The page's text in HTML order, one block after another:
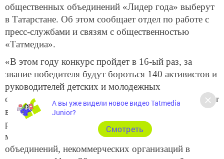
общественных объединений «Лидер года» выберут
в Татарстане. Об этом сообщает отдел по работе с
пресс-службами и связям с общественностью
«Татмедиа».
«В этом году конкурс пройдет в 16-ый раз, за
звание победителя будут бороться 140 активистов и
руководителей детских и молодежных
общественных объединений. „Лидер года“ проходит
в 9 номинациях. В нем принимаю участие
руководители межрегиональных, региональных,
местных детских и молодежных общественных
объединений, некоммерческих организаций в
А вы уже видели новое видео Tatmedia
Junior?
Cмотреть